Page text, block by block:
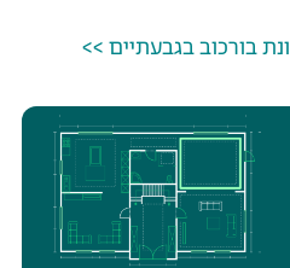
בורכוב בגבעתיים >>